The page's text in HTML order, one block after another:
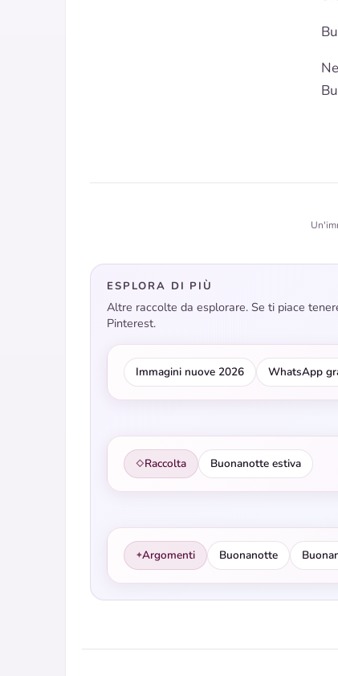
ESPLORA DI PIÙ
Altre raccolte da esplorare. Se ti piace
Pinterest.
Immagini nuove 2026 WhatsApp
◇Raccolta Buonanotte estiva
✦Argomenti Buonanotte